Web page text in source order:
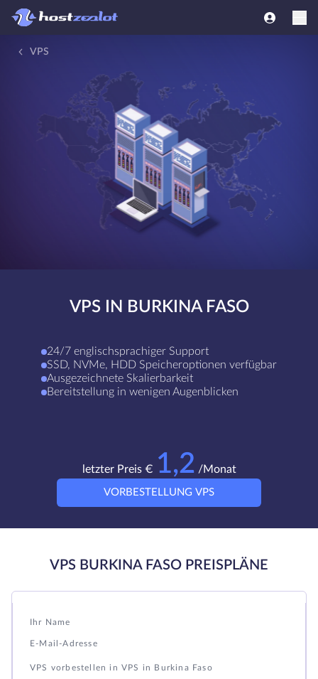
VPS
VPS IN BURKINA FASO
24/7 englischsprachiger Support
SSD, NVMe, HDD Speicheroptionen verfügbar
Ausgezeichnete Skalierbarkeit
Bereitstellung in wenigen Augenblicken
letzter Preis € 1,2 /Monat
VORBESTELLUNG VPS
VPS BURKINA FASO PREISPLÄNE